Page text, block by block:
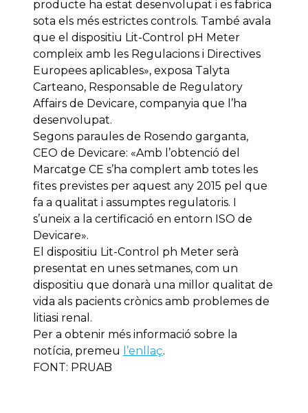
producte ha estat desenvolupat i es fabrica
sota els més estrictes controls. També avala
que el dispositiu Lit-Control pH Meter
compleix amb les Regulacions i Directives
Europees aplicables», exposa Talyta
Carteano, Responsable de Regulatory
Affairs de Devicare, companyia que l’ha
desenvolupat.
Segons paraules de Rosendo garganta,
CEO de Devicare: «Amb l’obtenció del
Marcatge CE s’ha complert amb totes les
fites previstes per aquest any 2015 pel que
fa a qualitat i assumptes regulatoris. I
s’uneix a la certificació en entorn ISO de
Devicare».
El dispositiu Lit-Control ph Meter serà
presentat en unes setmanes, com un
dispositiu que donarà una millor qualitat de
vida als pacients crònics amb problemes de
litiasi renal.
Per a obtenir més informació sobre la
notícia, premeu
l’enllaç.
FONT: PRUAB